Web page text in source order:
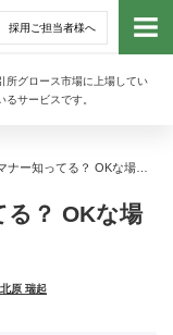
採用ご担当者様へ
所グロース市場に上場してい
サービスです。
トッ
る？ OKな場
北原 瑞起